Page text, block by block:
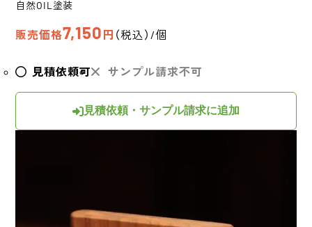
自然OIL塗装
販売価格7,150 円 （税込）/個
見積依頼可 サンプル請求不可
見積依頼・サンプル請求に追加